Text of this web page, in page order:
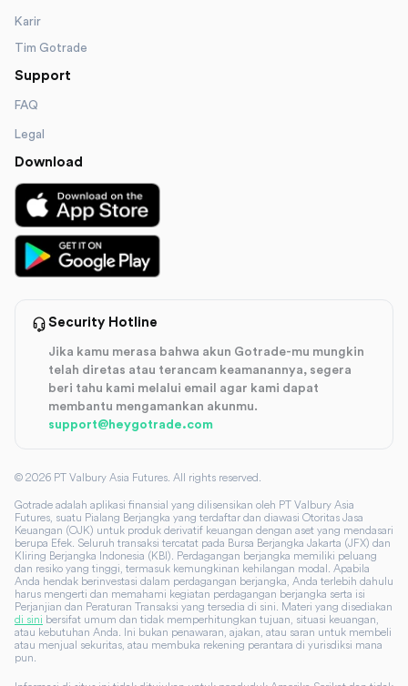
Karir
Tim Gotrade
Support
FAQ
Legal
Download
Security Hotline
Jika kamu merasa bahwa akun Gotrade-mu mungkin
telah diretas atau terancam keamanannya, segera
beri tahu kami melalui email agar kami dapat
membantu mengamankan akunmu.
support@heygotrade.com
© 2026 PT Valbury Asia Futures. All rights reserved.
Gotrade adalah aplikasi finansial yang dilisensikan oleh PT Valbury Asia
Futures, suatu Pialang Berjangka yang terdaftar dan diawasi Otoritas Jasa
Keuangan (OJK) untuk produk derivatif keuangan dengan aset yang mendasari
berupa Efek. Seluruh transaksi tercatat pada Bursa Berjangka Jakarta (JFX) dan
Kliring Berjangka Indonesia (KBI). Perdagangan berjangka memiliki peluang
dan resiko yang tinggi, termasuk kemungkinan kehilangan modal. Apabila
Anda hendak berinvestasi dalam perdagangan berjangka, Anda terlebih dahulu
harus mengerti dan memahami kegiatan perdagangan berjangka serta isi
Perjanjian dan Peraturan Transaksi yang tersedia di sini. Materi yang disediakan
di sini bersifat umum dan tidak memperhitungkan tujuan, situasi keuangan,
atau kebutuhan Anda. Ini bukan penawaran, ajakan, atau saran untuk membeli
atau menjual sekuritas, atau membuka rekening perantara di yurisdiksi mana
pun.